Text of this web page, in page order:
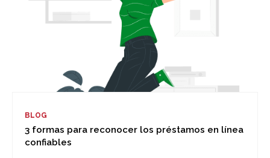
BLOG
3 formas para reconocer los préstamos en línea
confiables